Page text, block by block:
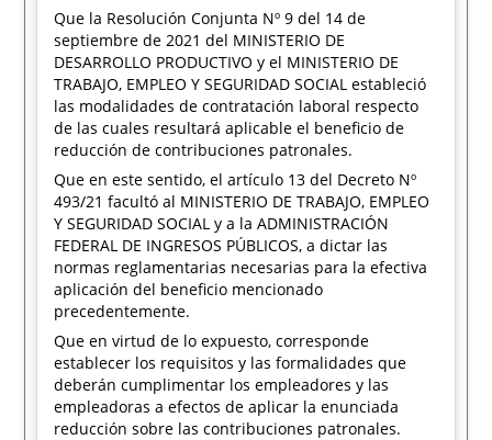
Que la Resolución Conjunta Nº 9 del 14 de
septiembre de 2021 del MINISTERIO DE
DESARROLLO PRODUCTIVO y el MINISTERIO DE
TRABAJO, EMPLEO Y SEGURIDAD SOCIAL estableció
las modalidades de contratación laboral respecto
de las cuales resultará aplicable el beneficio de
reducción de contribuciones patronales.
Que en este sentido, el artículo 13 del Decreto Nº
493/21 facultó al MINISTERIO DE TRABAJO, EMPLEO
Y SEGURIDAD SOCIAL y a la ADMINISTRACIÓN
FEDERAL DE INGRESOS PÚBLICOS, a dictar las
normas reglamentarias necesarias para la efectiva
aplicación del beneficio mencionado
precedentemente.
Que en virtud de lo expuesto, corresponde
establecer los requisitos y las formalidades que
deberán cumplimentar los empleadores y las
empleadoras a efectos de aplicar la enunciada
reducción sobre las contribuciones patronales.